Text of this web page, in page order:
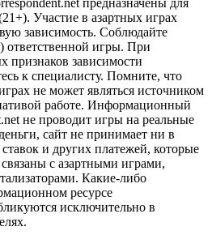
Участие в азартных играх
зависимость. Соблюдайте
игры. При
признаков зависимости
к специалисту. Помните, что
не может являться источником
работе. Информационный
не проводит игры на реальные
сайт не принимает ни в
и других платежей, которые
с азартными играми,
Какие-либо
ресурсе
исключительно в